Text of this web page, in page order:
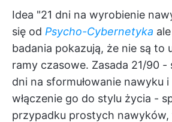
Idea "21 dni na wyrobienie
się od Psycho-Cybernetyka
badania pokazują, że nie są to
ramy czasowe. Zasada 21/90 -
dni na sformułowanie nawyku
włączenie go do stylu życia -
przypadku prostych nawyków,